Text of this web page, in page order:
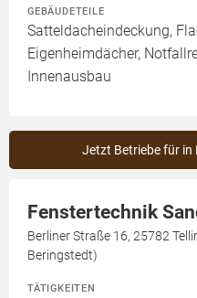
GEBÄUDETEILE
Satteldacheindeckung,
Eigenheimdächer,
Innenausbau
Jetzt Betriebe für in
Fenstertechnik
Berliner Straße 16, 25782
Beringstedt)
TÄTIGKEITEN